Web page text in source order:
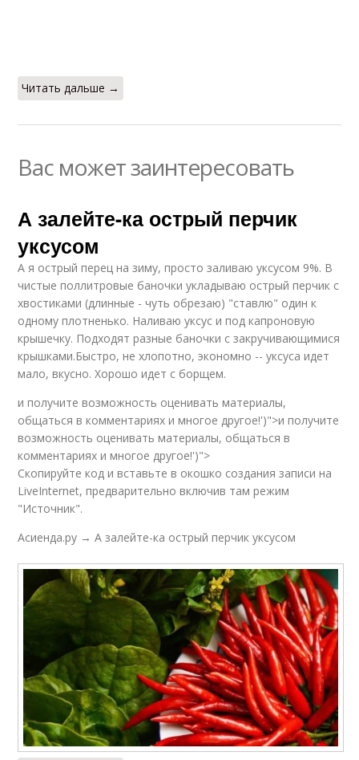
Читать дальше →
Вас может заинтересовать
А залейте-ка острый перчик
уксусом
А я острый перец на зиму, просто заливаю уксусом 9%. В
чистые поллитровые баночки укладываю острый перчик с
хвостиками (длинные - чуть обрезаю) "ставлю" один к
одному плотненько. Наливаю уксус и под капроновую
крышечку. Подходят разные баночки с закручивающимися
крышками.Быстро, не хлопотно, экономно -- уксуса идет
мало, вкусно. Хорошо идет с борщем.
и получите возможность оценивать материалы,
общаться в комментариях и многое другое!')">и получите
возможность оценивать материалы, общаться в
комментариях и многое другое!')">
Скопируйте код и вставьте в окошко создания записи на
LiveInternet, предварительно включив там режим
"Источник".
Асиенда.ру → А залейте-ка острый перчик уксусом